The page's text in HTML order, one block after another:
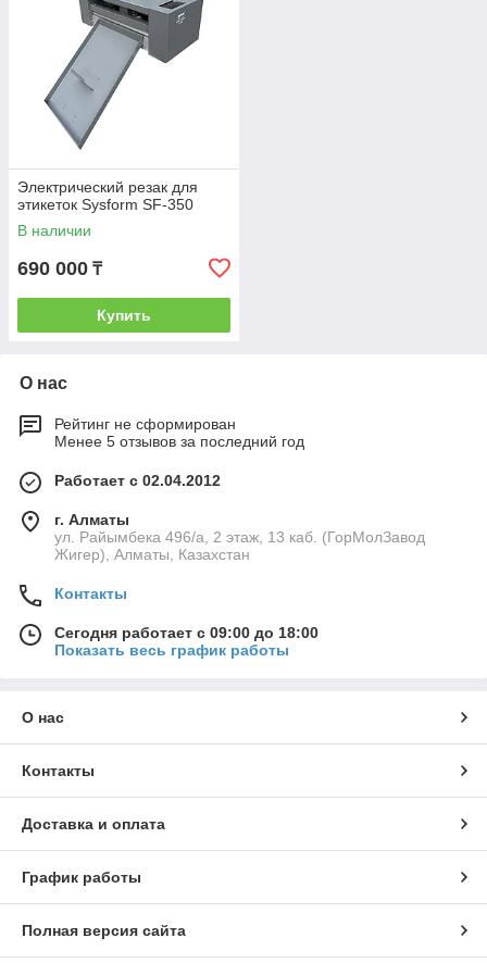
Электрический резак для
этикеток Sysform SF-350
В наличии
690 000 ₸
Купить
О нас
Рейтинг не сформирован
Менее 5 отзывов за последний год
Работает с 02.04.2012
г. Алматы
ул. Райымбека 496/а, 2 этаж, 13 каб. (ГорМолЗавод
Жигер), Алматы, Казахстан
Контакты
Сегодня работает с 09:00 до 18:00
Показать весь график работы
О нас
Контакты
Доставка и оплата
График работы
Полная версия сайта